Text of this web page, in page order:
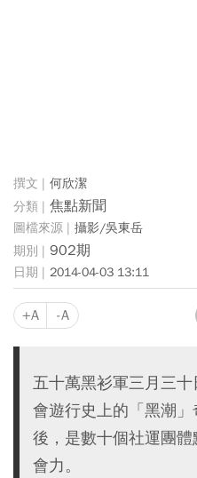
何欣潔
焦點新聞
攝影/吳東岳
902期
2014-04-03 13:11
+A -A
五十萬黑衫軍三月三
會遊行史上的「黑潮
後，是數十個社運團
會力。